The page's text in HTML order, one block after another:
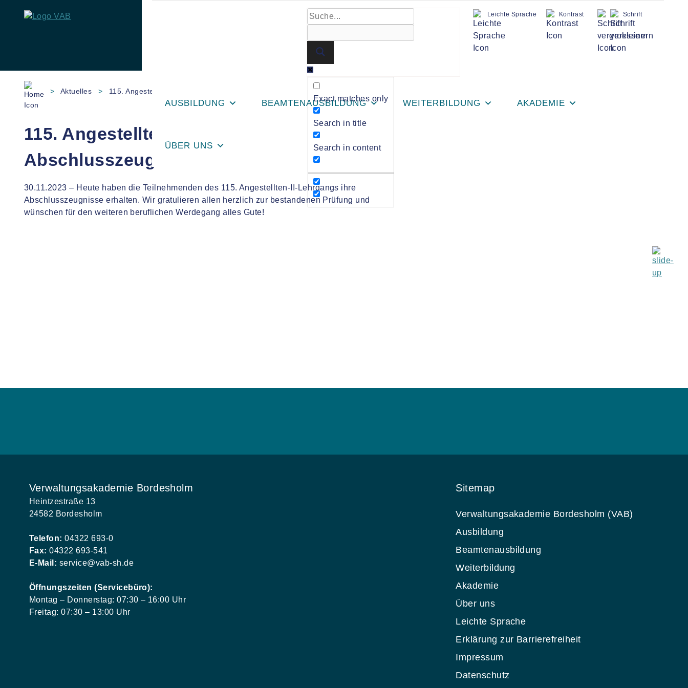
content
Exact matches only
Search in title
Search in content
Leichte Sprache Kontrast Schrift
AUSBILDUNG BEAMTENAUSBILDUNG WEITERBILDUNG AKADEMIE
ÜBER UNS
> Aktuelles > 115. Angestelltenlehrgang II erhält Abschlusszeugnisse
115. Angestelltenlehrgang II erhält
Abschlusszeugnisse
30.11.2023 – Heute haben die Teilnehmenden des 115. Angestellten-II-Lehrgangs ihre
Abschlusszeugnisse erhalten. Wir gratulieren allen herzlich zur bestandenen Prüfung und
wünschen für den weiteren beruflichen Werdegang alles Gute!
Verwaltungsakademie Bordesholm
Heintzestraße 13
24582 Bordesholm
Telefon: 04322 693-0
Fax: 04322 693-541
E-Mail: service@vab-sh.de
Öffnungszeiten (Servicebüro):
Montag – Donnerstag: 07:30 – 16:00 Uhr
Freitag: 07:30 – 13:00 Uhr
Sitemap
Verwaltungsakademie Bordesholm (VAB)
Ausbildung
Beamtenausbildung
Weiterbildung
Akademie
Über uns
Leichte Sprache
Erklärung zur Barrierefreiheit
Impressum
Datenschutz